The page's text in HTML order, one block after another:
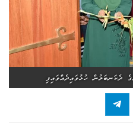
ދެކަނބަލުން ހުޅުވައިދެއްވައިފި